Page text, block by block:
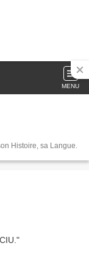
MENU
Histoire, sa Langue.